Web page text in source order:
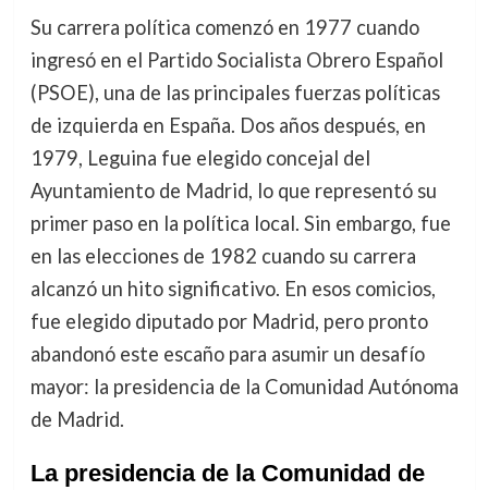
Su carrera política comenzó en 1977 cuando
ingresó en el Partido Socialista Obrero Español
(PSOE), una de las principales fuerzas políticas
de izquierda en España. Dos años después, en
1979, Leguina fue elegido concejal del
Ayuntamiento de Madrid, lo que representó su
primer paso en la política local. Sin embargo, fue
en las elecciones de 1982 cuando su carrera
alcanzó un hito significativo. En esos comicios,
fue elegido diputado por Madrid, pero pronto
abandonó este escaño para asumir un desafío
mayor: la presidencia de la Comunidad Autónoma
de Madrid.
La presidencia de la Comunidad de